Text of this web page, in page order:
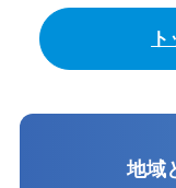
地域